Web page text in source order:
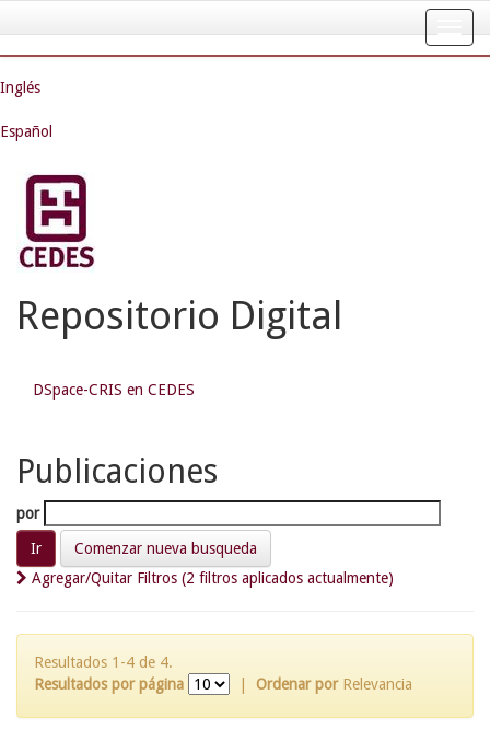
navigation
Inglés
Español
Repositorio Digital
DSpace-CRIS en CEDES
Publicaciones
por
Comenzar nueva busqueda
Agregar/Quitar Filtros (2 filtros aplicados actualmente)
Resultados 1-4 de 4.
Resultados por página
Ordenar por Relevancia